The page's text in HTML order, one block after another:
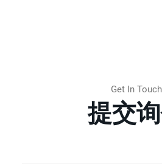
Get In Touch
提交